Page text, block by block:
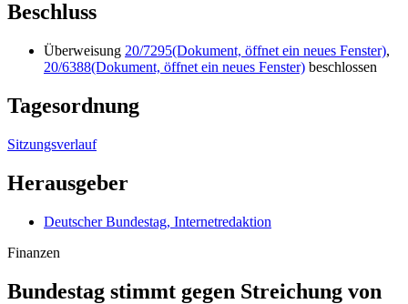
20/6388(Dokument, öffnet ein neues Fenster)
Tagesordnung
Herausgeber
Finanzen
Bundestag stimmt gegen Streichung von
Erbschaft­steuervergünstigungen
Der Bundestag hat amDonnerstag, 30. November 2023, gegen die